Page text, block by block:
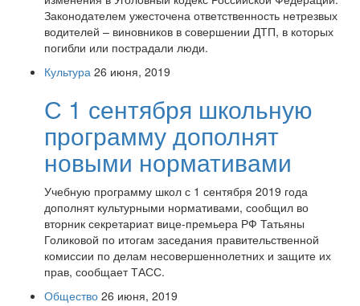
Законодателем ужесточена ответственность нетрезвых
водителей – виновников в совершении ДТП, в которых
погибли или пострадали люди.
Культура 26 июня, 2019
С 1 сентября школьную
программу дополнят
новыми нормативами
Учебную программу школ с 1 сентября 2019 года
дополнят культурными нормативами, сообщил во
вторник секретариат вице-премьера РФ Татьяны
Голиковой по итогам заседания правительственной
комиссии по делам несовершеннолетних и защите их
прав, сообщает ТАСС.
Общество 26 июня, 2019